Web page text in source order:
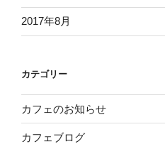
2017年8月
カテゴリー
カフェのお知らせ
カフェブログ